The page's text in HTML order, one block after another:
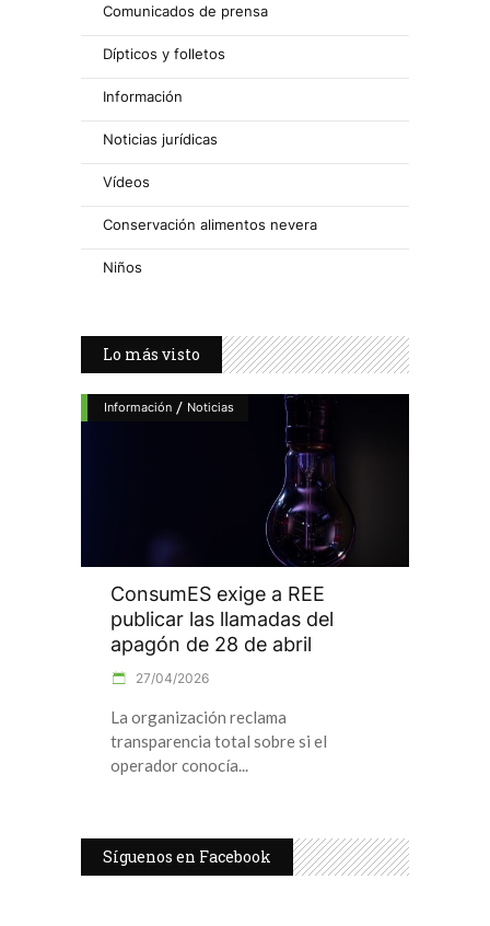
Comunicados de prensa
Dípticos y folletos
Información
Noticias jurídicas
Vídeos
Conservación alimentos nevera
Niños
Lo más visto
Información / Noticias
ConsumES exige a REE
publicar las llamadas del
apagón de 28 de abril
27/04/2026
La organización reclama
transparencia total sobre si el
operador conocía
Síguenos en Facebook